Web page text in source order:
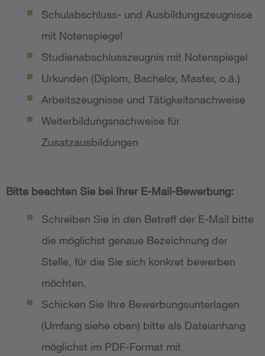
Schulabschluss- und Ausbildungszeugnisse
mit Notenspiegel
Studienabschlusszeugnis mit Notenspiegel
Urkunden (Diplom, Bachelor, Master, o.ä.)
Arbeitszeugnisse und Tätigkeitsnachweise
Weiterbildungsnachweise für
Zusatzausbildungen
Bitte beachten Sie bei Ihrer E-Mail-Bewerbung:
Schreiben Sie in den Betreff der E-Mail bitte
die möglichst genaue Bezeichnung der
Stelle, für die Sie sich konkret bewerben
möchten.
Schicken Sie Ihre Bewerbungsunterlagen
(Umfang siehe oben) bitte als Dateianhang
möglichst im PDF-Format mit